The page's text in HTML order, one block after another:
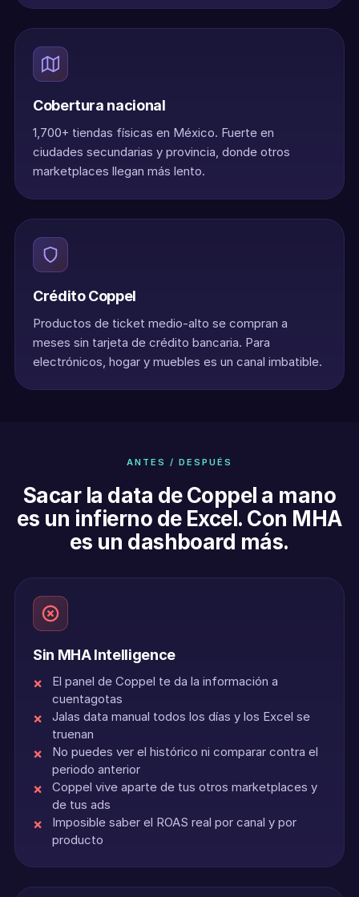
Cobertura nacional
1,700+ tiendas físicas en México. Fuerte en
ciudades secundarias y provincia, donde otros
marketplaces llegan más lento.
Crédito Coppel
Productos de ticket medio-alto se compran a
meses sin tarjeta de crédito bancaria. Para
electrónicos, hogar y muebles es un canal imbatible.
ANTES / DESPUÉS
Sacar la data de Coppel a mano
es un infierno de Excel. Con MHA
es un dashboard más.
Sin MHA Intelligence
El panel de Coppel te da la información a
cuentagotas
Jalas data manual todos los días y los Excel se
truenan
No puedes ver el histórico ni comparar contra el
periodo anterior
Coppel vive aparte de tus otros marketplaces y
de tus ads
Imposible saber el ROAS real por canal y por
producto